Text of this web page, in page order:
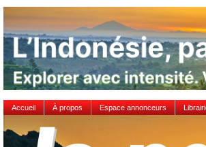
Accueil À propos Espace annonceurs